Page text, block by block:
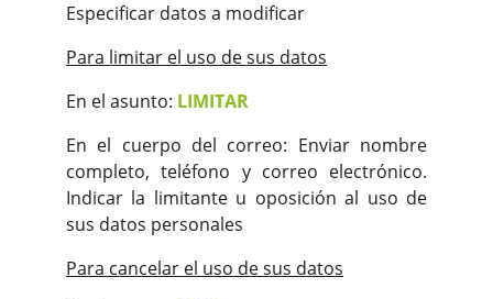
Especificar datos a modificar
Para limitar el uso de sus datos
En el asunto: LIMITAR
En el cuerpo del correo: Enviar nombre
completo, teléfono y correo electrónico.
Indicar la limitante u oposición al uso de
sus datos personales
Para cancelar el uso de sus datos